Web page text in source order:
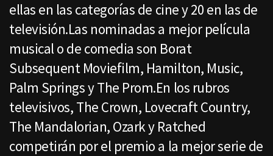
ellas en las categorías de cine y 20 en las de
televisión.Las nominadas a mejor película
musical o de comedia son Borat
Subsequent Moviefilm, Hamilton, Music,
Palm Springs y The Prom.En los rubros
televisivos, The Crown, Lovecraft Country,
The Mandalorian, Ozark y Ratched
competirán por el premio a la mejor serie de